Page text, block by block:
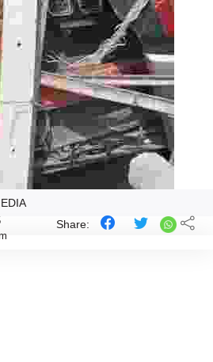
Share: